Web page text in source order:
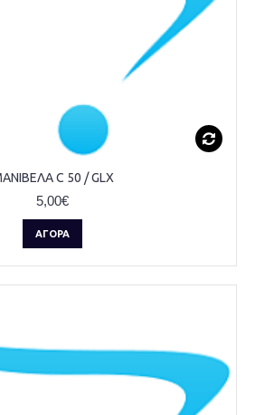
C 50 / GLX
5,00€
ΑΓΟΡΆ